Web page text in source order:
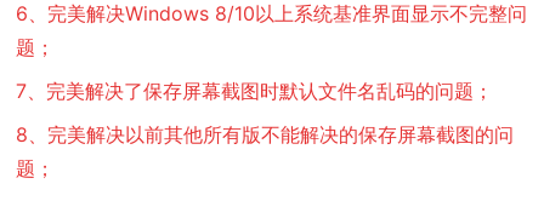
6、完美解决Windows 8/10以上系统基准界面显示不完整问
题；
7、完美解决了保存屏幕截图时默认文件名乱码的问题；
8、完美解决以前其他所有版不能解决的保存屏幕截图的问
题；